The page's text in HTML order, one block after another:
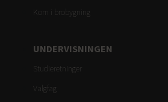
Kom i brobygning
UNDERVISNINGEN
Studieretninger
Valgfag